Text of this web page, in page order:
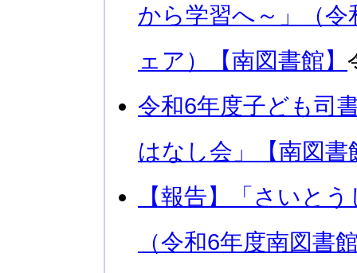
から学習へ～」（
ェア）【南図書館】
令和6年度子ども司
はなし会」【南図書
【報告】「さいと
（令和6年度南図書